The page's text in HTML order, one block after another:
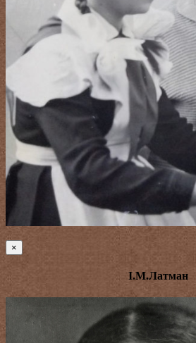
×
І.М.Латман